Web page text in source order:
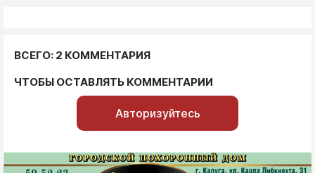
ВСЕГО: 2 КОММЕНТАРИЯ
ЧТОБЫ ОСТАВЛЯТЬ КОММЕНТАРИИ
Авторизуйтесь